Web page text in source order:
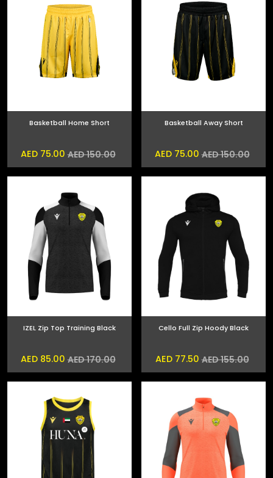
Basketball Away Short
AED 150.00
AED 75.00
Basketball Home Short
AED 150.00
AED 75.00
Cello Full Zip Hoody Black
AED 155.00
AED 77.50
IZEL Zip Top Training Black
AED 170.00
AED 85.00